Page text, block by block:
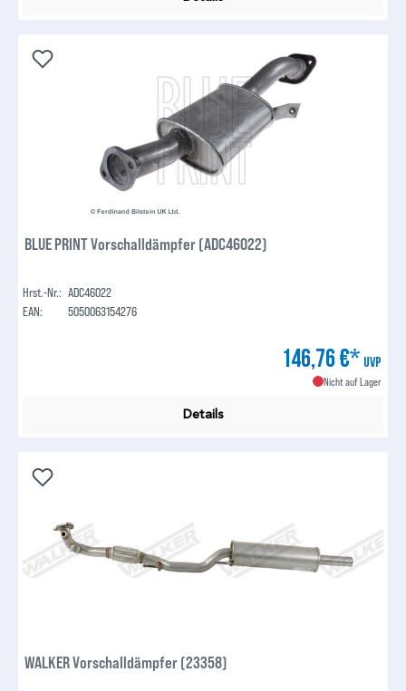
BLUE PRINT Vorschalldämpfer (ADC46022)
Hrst.-Nr.: ADC46022
EAN:
5050063154276
146,76 €* UVP
Nicht auf Lager
Details
WALKER Vorschalldämpfer (23358)